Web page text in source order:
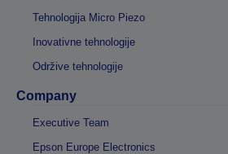
Tehnologija Micro Piezo
Inovativne tehnologije
Održive tehnologije
Company
Executive Team
Epson Europe Electronics